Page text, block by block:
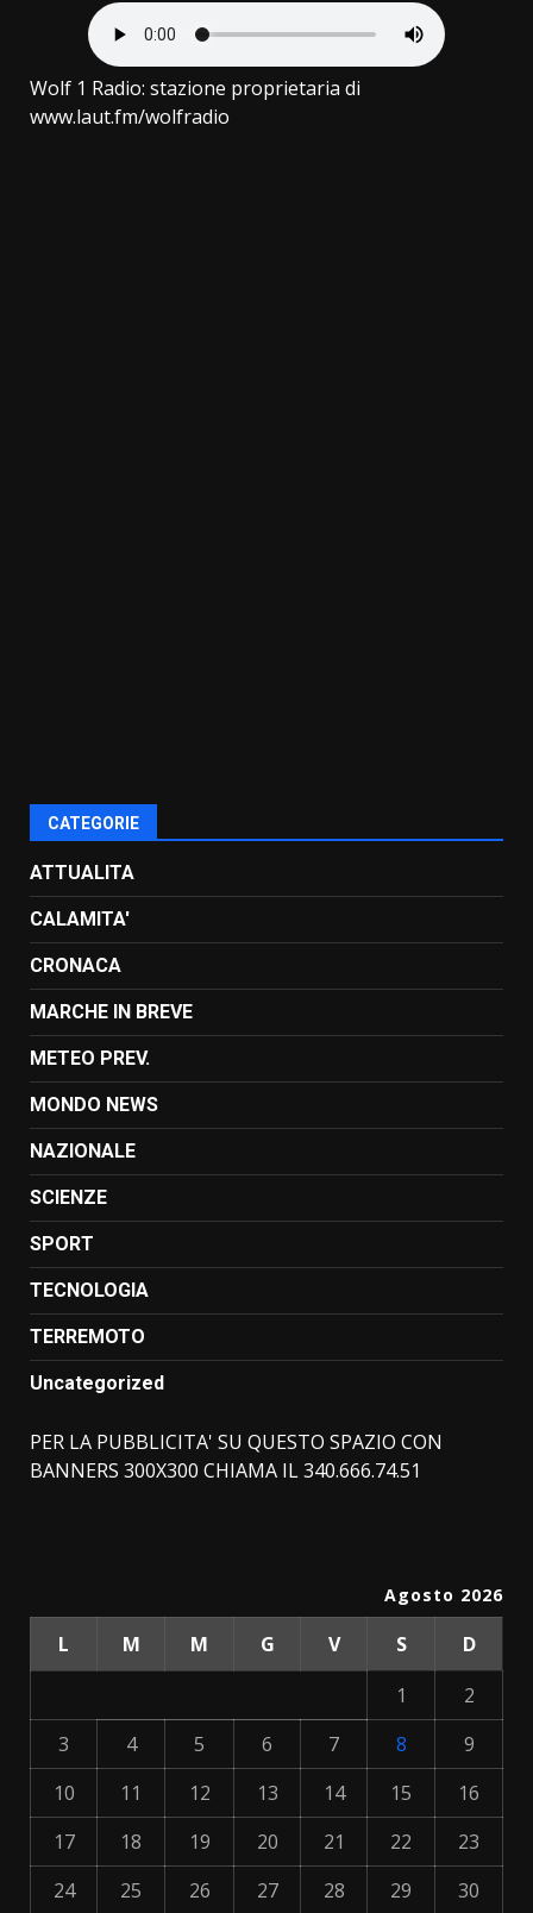
Wolf 1 Radio: stazione proprietaria di
www.laut.fm/wolfradio
CATEGORIE
ATTUALITA
CALAMITA'
CRONACA
MARCHE IN BREVE
METEO PREV.
MONDO NEWS
NAZIONALE
SCIENZE
SPORT
TECNOLOGIA
TERREMOTO
Uncategorized
PER LA PUBBLICITA' SU QUESTO SPAZIO CON
BANNERS 300X300 CHIAMA IL 340.666.74.51
Agosto 2026
L M M G V S
D
1
2
3
4 5 6 7 8
9
10
11 12 13 14 15
16
17
18 19 20 21 22
23
24
25 26 27 28 29
30